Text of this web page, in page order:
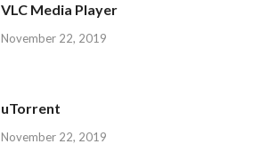
VLC Media Player
November 22, 2019
uTorrent
November 22, 2019